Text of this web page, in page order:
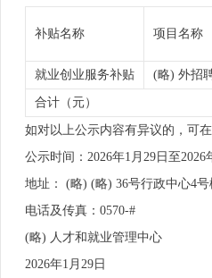
补贴名称 项目名称
就业创业服务补贴 (略) 外招
合计（元）
如对以上公示内容有异议的，可
公示时间：2026年1月29日至2026
地址： (略) (略) 36号行政中心4号
电话及传真：0570-#
(略) 人才和就业管理中心
2026年1月29日